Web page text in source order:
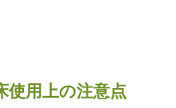
使用上の注意点